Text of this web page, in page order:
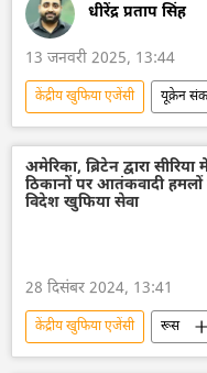
धीरेंद्र प्रताप सिंह
13 जनवरी 2025, 13:44
केंद्रीय खुफिया एजेंसी यूक्रेन
रूस
मास्को
यूक्रेन सशस्त्र बल
यूक्रेन
यूक्रेन की सुरक्षा सेवा (SBU)
अमेरिका, ब्रिटेन द्वारा
ठिकानों पर आतंकवादी
विदेश खुफिया सेवा
28 दिसंबर 2024, 13:41
केंद्रीय खुफिया एजेंसी रूस
दाएश (ISIS)